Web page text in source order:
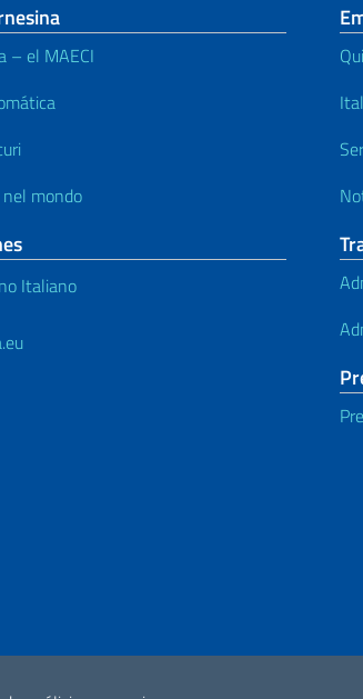
– el MAECI
mondo
Italiano